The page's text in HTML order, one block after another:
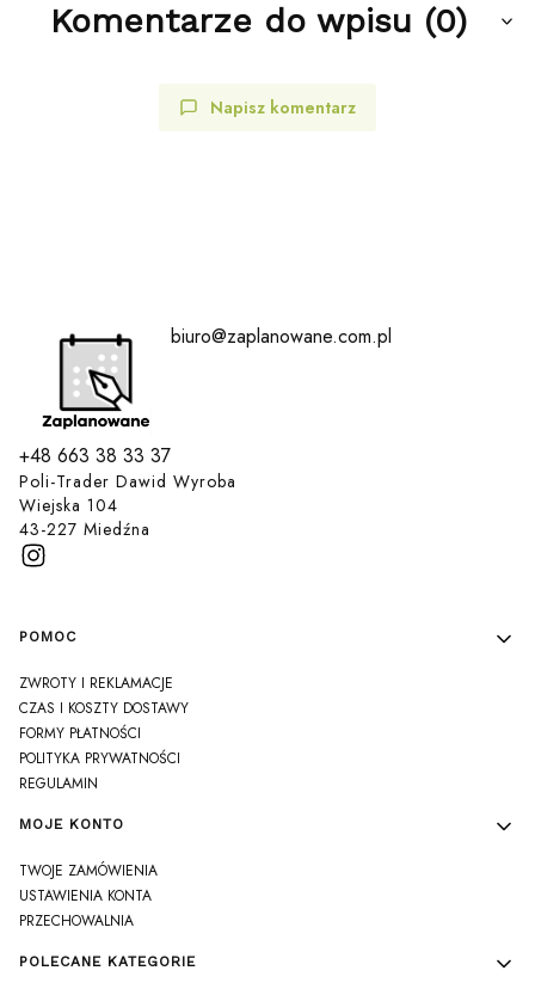
Komentarze do wpisu (0)
Napisz komentarz
+48 663 38 33 37
biuro@zaplanowane.com.pl
Poli-Trader Dawid Wyroba
Wiejska 104
43-227 Miedźna
Linki w stopce
POMOC
ZWROTY I REKLAMACJE
CZAS I KOSZTY DOSTAWY
FORMY PŁATNOŚCI
POLITYKA PRYWATNOŚCI
REGULAMIN
MOJE KONTO
TWOJE ZAMÓWIENIA
USTAWIENIA KONTA
PRZECHOWALNIA
POLECANE KATEGORIE